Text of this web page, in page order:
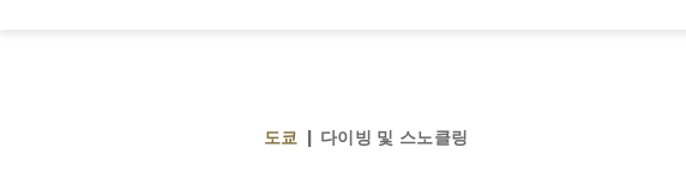
도쿄 | 다이빙 및 스노클링